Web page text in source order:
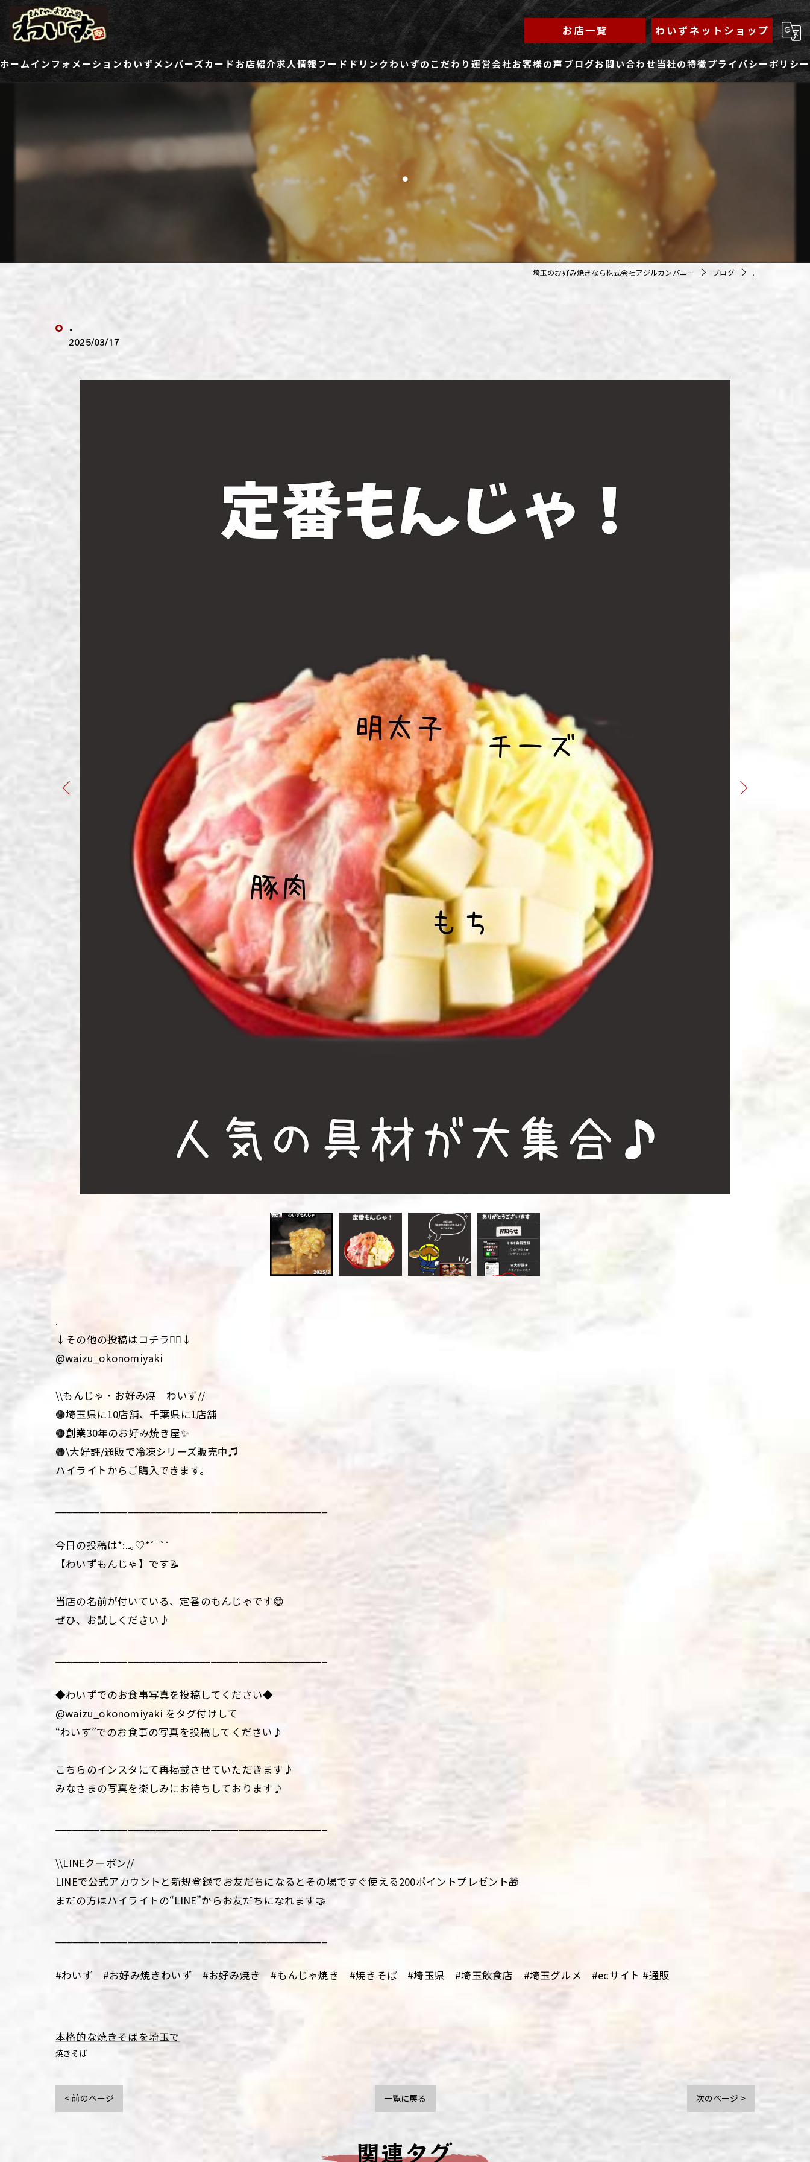
お店一覧 わいずネットショップ
ホームインフォメーションわいずメンバーズカード お店紹介
わいずふじみ野店
わいず熊谷店
わいず春日部店
わいず三芳店
わいず東川口店
求人情報
社員用求人ページ
パート・アルバイト用求人ページ
フード ドリンクわいずのこだわり運営会社お客様の声 ブログお問い合わせ
求人フォーム
当社の特徴
家族
プライバシーポリシー
.
埼玉のお好み焼きなら株式会社アジルカンパニー ブログ .
.
2025/03/17
.
↓その他の投稿はコチラ💁‍♀️↓
@waizu_okonomiyaki
\\もんじゃ・お好み焼 わいず//
🟤埼玉県に10店舗、千葉県に1店舗
🟤創業30年のお好み焼き屋✨
🟤\大好評/通販で冷凍シリーズ販売中♫
ハイライトからご購入できます。
今日の投稿は*:..｡♡*ﾟ¨ﾟﾟ
【わいずもんじゃ】です📝
当店の名前が付いている、定番のもんじゃです😄
ぜひ、お試しください♪
◆わいずでのお食事写真を投稿してください◆
@waizu_okonomiyaki をタグ付けして
“わいず”でのお食事の写真を投稿してください♪
こちらのインスタにて再掲載させていただきます♪
みなさまの写真を楽しみにお待ちしております♪
_________________________________________________
\\LINEクーポン//
LINEで公式アカウントと新規登録でお友だちになるとその場ですぐ使える200ポイントプレゼント🎁
まだの方はハイライトの“LINE”からお友だちになれます🤝
_________________________________________________
#わいず #お好み焼きわいず #お好み焼き #もんじゃ焼き #焼きそば #埼玉県 #埼玉飲食店 #埼玉グルメ #ecサイト #通販
本格的な焼きそばを埼玉で
焼きそば
< 前のページ 一覧に戻る 次のページ >
関連タグ